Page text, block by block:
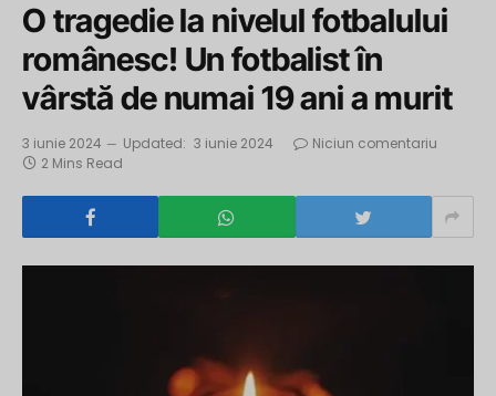
O tragedie la nivelul fotbalului
românesc! Un fotbalist în
vârstă de numai 19 ani a murit
3 iunie 2024 Updated: 3 iunie 2024
Niciun comentariu
2 Mins Read